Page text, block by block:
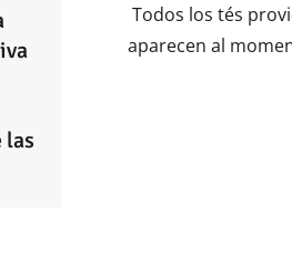
las
Todos los tés
aparecen al